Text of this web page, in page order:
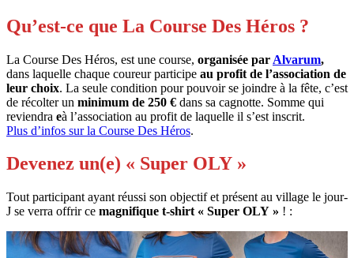
Qu’est-ce que La Course Des Héros ?
La Course Des Héros, est une course, organisée par Alvarum,
dans laquelle chaque coureur participe au profit de l’association de
leur choix. La seule condition pour pouvoir se joindre à la fête, c’est
de récolter un minimum de 250 € dans sa cagnotte. Somme qui
reviendra eà l’association au profit de laquelle il s’est inscrit.
Plus d’infos sur la Course Des Héros.
Devenez un(e) « Super OLY »
Tout participant ayant réussi son objectif et présent au village le jour-
J se verra offrir ce magnifique t-shirt « Super OLY » ! :